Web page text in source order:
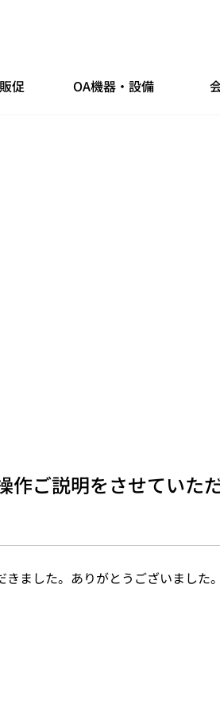
促 OA機器・設備
作ご説明をさせていた
ました。ありがとうございました。